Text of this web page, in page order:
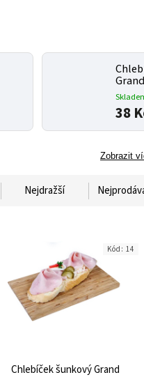
Grand
38
Zobrazit
Nejdražší
Chlebíček šunkový Grand
Kód: 14